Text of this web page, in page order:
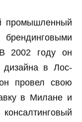
промышленный
В 2002 году он
дизайна в Лос-
провел свою
в Милане и